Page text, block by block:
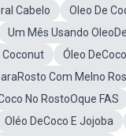
Cabelo Oleo De
Um Mês Usando
Coconut Óleo
Com Melno
No RostoOque FAS
Oléo DeCoco E Jojoba